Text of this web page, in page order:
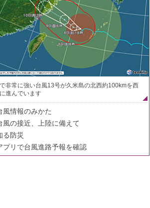
非常に強い台風13号が久米島の北西約100kmを西
進んでいます
風情報のみかた
風の接近、上陸に備えて
る防災
プリで台風進路予報を確認